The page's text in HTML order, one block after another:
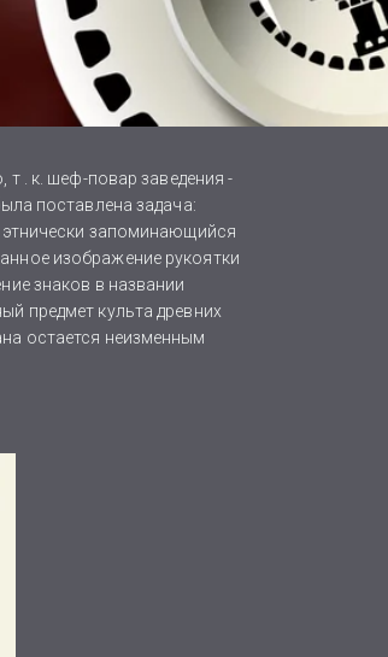
. к. шеф-повар заведения -
поставлена задача:
этнически запоминающийся
изображение рукоятки
знаков в названии
предмет культа древних
остается неизменным